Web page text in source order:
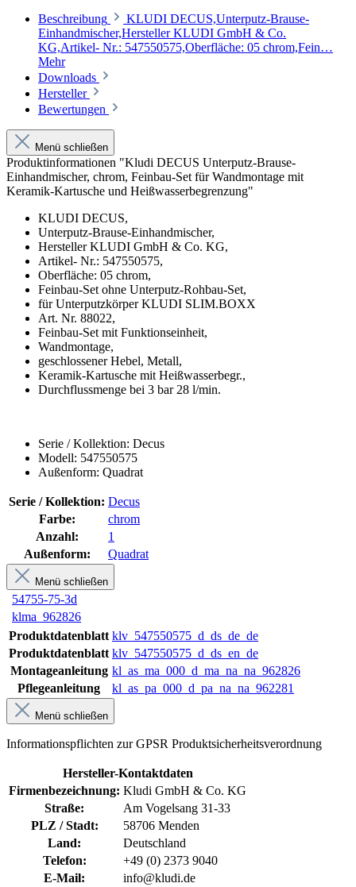
Beschreibung
KLUDI DECUS,Unterputz-Brause-
Einhandmischer,Hersteller KLUDI GmbH & Co.
KG,Artikel- Nr.: 547550575,Oberfläche: 05 chrom,Fein…
Mehr
Downloads
Hersteller
Bewertungen
Menü schließen
Produktinformationen "Kludi DECUS Unterputz-Brause-
Einhandmischer, chrom, Feinbau-Set für Wandmontage mit
Keramik-Kartusche und Heißwasserbegrenzung"
KLUDI DECUS,
Unterputz-Brause-Einhandmischer,
Hersteller KLUDI GmbH & Co. KG,
Artikel- Nr.: 547550575,
Oberfläche: 05 chrom,
Feinbau-Set ohne Unterputz-Rohbau-Set,
für Unterputzkörper KLUDI SLIM.BOXX
Art. Nr. 88022,
Feinbau-Set mit Funktionseinheit,
Wandmontage,
geschlossener Hebel, Metall,
Keramik-Kartusche mit Heißwasserbegr.,
Durchflussmenge bei 3 bar 28 l/min.
Serie / Kollektion: Decus
Modell: 547550575
Außenform: Quadrat
Serie / Kollektion: Decus
Farbe:
chrom
Anzahl:
1
Außenform:
Quadrat
Menü schließen
54755-75-3d
klma_962826
Produktdatenblatt klv_547550575_d_ds_de_de
Produktdatenblatt klv_547550575_d_ds_en_de
Montageanleitung kl_as_ma_000_d_ma_na_na_962826
Pflegeanleitung
kl_as_pa_000_d_pa_na_na_962281
Menü schließen
Informationspflichten zur GPSR Produktsicherheitsverordnung
Hersteller-Kontaktdaten
Firmenbezeichnung: Kludi GmbH & Co. KG
Straße:
Am Vogelsang 31-33
PLZ / Stadt:
58706 Menden
Land:
Deutschland
Telefon:
+49 (0) 2373 9040
E-Mail:
info@kludi.de